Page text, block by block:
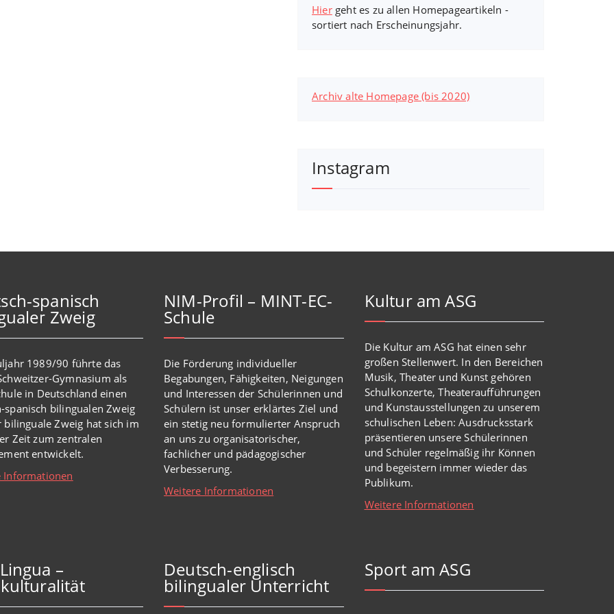
Hiergeht es zu allen Homepageartikeln -
sortiert nach Erscheinungsjahr.
Archiv alte Homepage (bis 2020)
Instagram
spanisch
Zweig
1989/90 führte das
Gymnasium als
in Deutschland einen
spanisch bilingualen Zweig
bilinguale Zweig hat sich im
Zeit zum zentralen
entwickelt.
Informationen
NIM-Profil – MINT-EC-
Schule
Die Förderung individueller
Begabungen, Fähigkeiten, Neigungen
und Interessen der Schülerinnen und
Schülern ist unser erklärtes Ziel und
ein stetig neu formulierter Anspruch
an uns zu organisatorischer,
fachlicher und pädagogischer
Verbesserung.
Weitere Informationen
Kultur am ASG
Die Kultur am ASG hat einen sehr
großen Stellenwert. In den Bereichen
Musik, Theater und Kunst gehören
Schulkonzerte, Theateraufführungen
und Kunstausstellungen zu unserem
schulischen Leben: Ausdrucksstark
präsentieren unsere Schülerinnen
und Schüler regelmäßig ihr Können
und begeistern immer wieder das
Publikum.
Weitere Informationen
– Deutsch-englisch
bilingualer Unterricht
Sport am ASG